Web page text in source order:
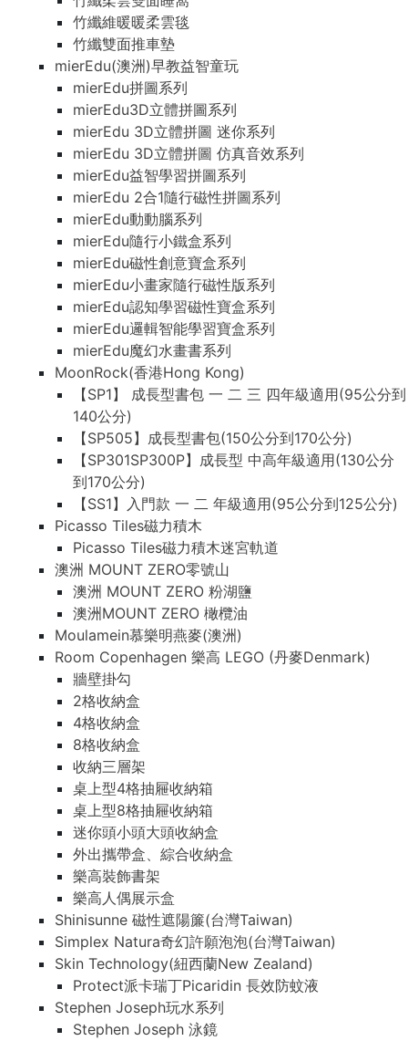
竹纖維暖暖柔雲毯
竹纖雙面推車墊
mierEdu(澳洲)早教益智童玩
mierEdu拼圖系列
mierEdu3D立體拼圖系列
mierEdu 3D立體拼圖 迷你系列
mierEdu 3D立體拼圖 仿真音效系列
mierEdu益智學習拼圖系列
mierEdu 2合1隨行磁性拼圖系列
mierEdu動動腦系列
mierEdu隨行小鐵盒系列
mierEdu磁性創意寶盒系列
mierEdu小畫家隨行磁性版系列
mierEdu認知學習磁性寶盒系列
mierEdu邏輯智能學習寶盒系列
mierEdu魔幻水畫書系列
MoonRock(香港Hong Kong)
【SP1】 成長型書包 一 二 三 四年級適用(95公分到
140公分)
【SP505】成長型書包(150公分到170公分)
【SP301SP300P】成長型 中高年級適用(130公分
到170公分)
【SS1】入門款 一 二 年級適用(95公分到125公分)
Picasso Tiles磁力積木
Picasso Tiles磁力積木迷宮軌道
澳洲 MOUNT ZERO零號山
澳洲 MOUNT ZERO 粉湖鹽
澳洲MOUNT ZERO 橄欖油
Moulamein慕樂明燕麥(澳洲)
Room Copenhagen 樂高 LEGO (丹麥Denmark)
牆壁掛勾
2格收納盒
4格收納盒
8格收納盒
收納三層架
桌上型4格抽屜收納箱
桌上型8格抽屜收納箱
迷你頭小頭大頭收納盒
外出攜帶盒、綜合收納盒
樂高裝飾書架
樂高人偶展示盒
Shinisunne 磁性遮陽簾(台灣Taiwan)
Simplex Natura奇幻許願泡泡(台灣Taiwan)
Skin Technology(紐西蘭New Zealand)
Protect派卡瑞丁Picaridin 長效防蚊液
Stephen Joseph玩水系列
Stephen Joseph 泳鏡